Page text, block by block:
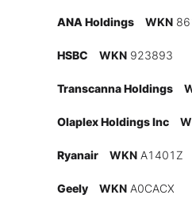
Experten
Mein B:O
Mein
ANA Holdings WKN
HSBC WKN 923893
Transcanna Holdings
Olaplex Holdings Inc
Ryanair WKN A1401Z
Geely WKN A0CACX